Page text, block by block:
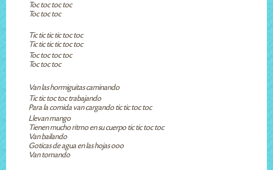
Toc toc toc toc
Toc toc toc
Tic tic tic tic toc toc
Tic tic tic tic toc toc
Toc toc toc toc
Toc toc toc
Van las hormiguitas caminando
Tic tic toc toc trabajando
Para la comida van cargando tic tic toc toc
Llevan mango
Tienen mucho ritmo en su cuerpo tic tic toc toc
Van bailando
Goticas de agua en las hojas ooo
Van tomando